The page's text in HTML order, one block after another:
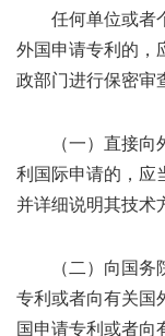
任何单位或者
外国申请专利的，
政部门进行保密审
（一）直接
利国际申请的，应
并详细说明其技术
（二）向国
专利或者向有关国
国申请专利或者向